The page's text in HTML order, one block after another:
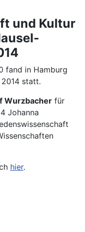
und Kultur
fand in Hamburg
statt.
Wurzbacher für
Johanna
hier.